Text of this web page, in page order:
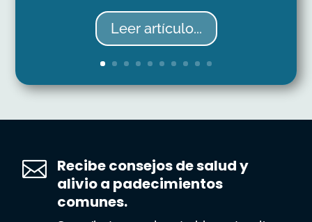
Leer artículo...
 Recibe consejos de salud y
alivio a padecimientos
comunes.